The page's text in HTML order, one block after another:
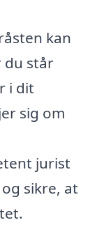
kan
du står
i dit
sig om
jurist
sikre, at